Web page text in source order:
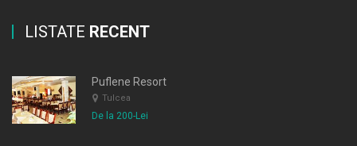
LISTATE RECENT
Puflene Resort
Tulcea
De la 200-Lei